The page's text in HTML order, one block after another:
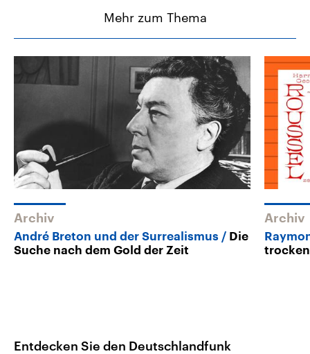
Mehr zum Thema
Archiv
André Breton und der Surrealismus
Die
Suche nach dem Gold der Zeit
Archiv
Entdecken Sie den Deutschlandfunk